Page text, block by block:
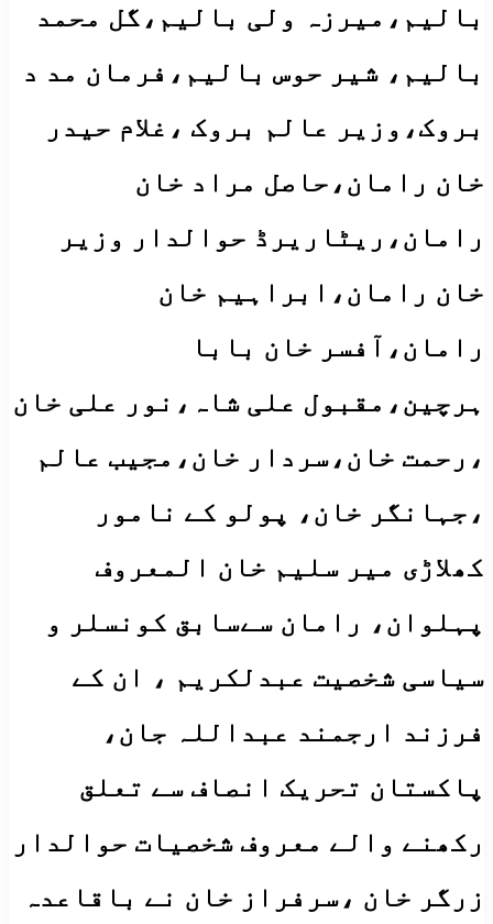
بالیم،میرزہ ولی بالیم،گل محمد
بالیم، شیر حوس بالیم،فرمان مد د
بروک،وزیر عالم بروک ،غلام حیدر
خان رامان،حاصل مراد خان
رامان،ریٹاریرڈ حوالدار وزیر
خان رامان،ابراہیم خان
رامان،آفسر خان بابا
ہرچین،مقبول علی شاہ،نور علی خان
،رحمت خان،سردار خان،مجیب عالم
،جہانگر خان، پولو کے نامور
کھلاڑی میر سلیم خان المعروف
پہلوان، رامان سےسابق کونسلر و
سیاسی شخصیت عبدلکریم ، ان کے
فرزند ارجمند عبداللہ جان،
پاکستان تحریک انصاف سے تعلق
رکھنے والے معروف شخصیات حوالدار
زرگر خان ،سرفراز خان نے باقاعدہ